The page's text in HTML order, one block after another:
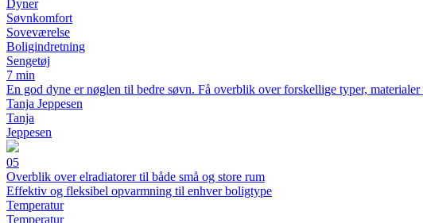
Dyner
Søvnkomfort
Soveværelse
Boligindretning
Sengetøj
7 min
En god dyne er nøglen til bedre søvn. Få overblik over forskellige typer,
Tanja Jeppesen
Tanja
Jeppesen
05
Overblik over elradiatorer til både små og store rum
Effektiv og fleksibel opvarmning til enhver boligtype
Temperatur
Temperatur